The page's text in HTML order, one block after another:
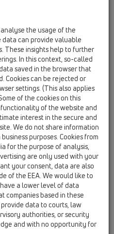
/ HL200 / HL200/90
me guarnacion të
dhe rakorderi ekscentrike
HL201 / HL201/1
me guarnacion të
/ HL202 / HL202
DN110/50
/ HL202 / HL202G
/ HL203 / HL203/1
DN110 me guarnacion buzor
the usage of the
can provide valuable
These insights help to further
In this context, so-called
saved in the browser that
Cookies can be rejected or
settings. (This also applies
of the cookies on this
of the website and
interest in the secure and
We do not share information
purposes. Cookies from
for the purpose of analysis,
are only used with your
your consent, data are also
of the EEA. We would like to
a lower level of data
companies based in these
data to courts, law
authorities, or security
and with no opportunity for